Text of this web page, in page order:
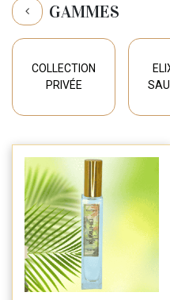
GAMMES
COLLECTION
PRIVÉE